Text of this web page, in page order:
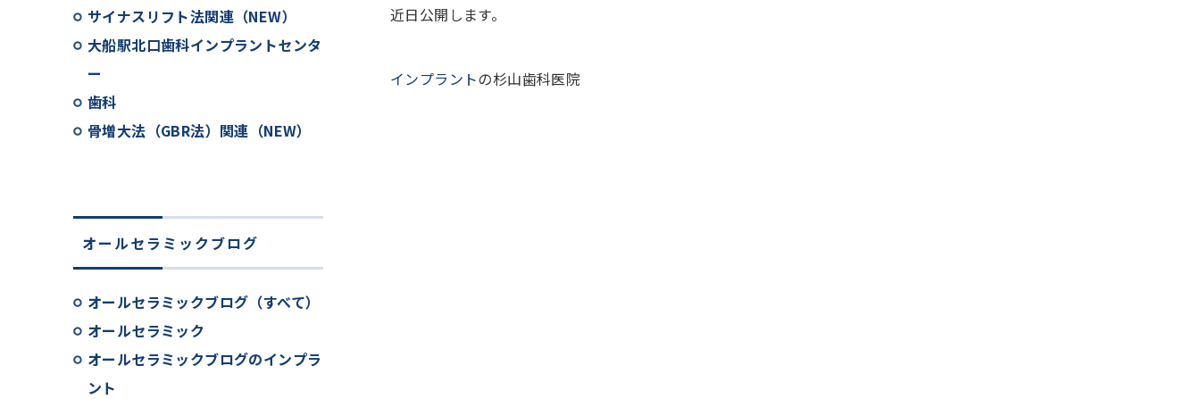
サイナスリフト法関連（NEW）
大船駅北口歯科インプラントセンタ
ー
歯科
骨増大法（GBR法）関連（NEW）
オールセラミックブログ
オールセラミックブログ（すべて）
オールセラミック
オールセラミックブログのインプラ
ント
近日公開します。
インプラントの杉山歯科医院